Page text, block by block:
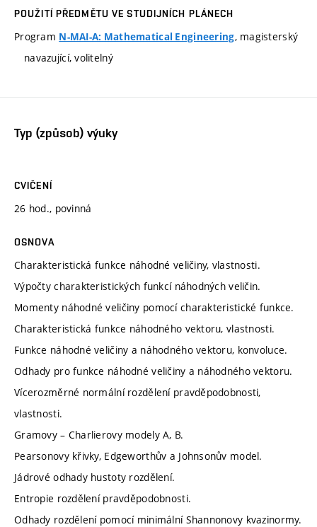
POUŽITÍ PŘEDMĚTU VE STUDIJNÍCH PLÁNECH
Program N-MAI-A: Mathematical Engineering, magisterský
navazující, volitelný
Typ (způsob) výuky
CVIČENÍ
26 hod., povinná
OSNOVA
Charakteristická funkce náhodné veličiny, vlastnosti.
Výpočty charakteristických funkcí náhodných veličin.
Momenty náhodné veličiny pomocí charakteristické funkce.
Charakteristická funkce náhodného vektoru, vlastnosti.
Funkce náhodné veličiny a náhodného vektoru, konvoluce.
Odhady pro funkce náhodné veličiny a náhodného vektoru.
Vícerozměrné normální rozdělení pravděpodobnosti,
vlastnosti.
Gramovy – Charlierovy modely A, B.
Pearsonovy křivky, Edgeworthův a Johnsonův model.
Jádrové odhady hustoty rozdělení.
Entropie rozdělení pravděpodobnosti.
Odhady rozdělení pomocí minimální Shannonovy kvazinormy.